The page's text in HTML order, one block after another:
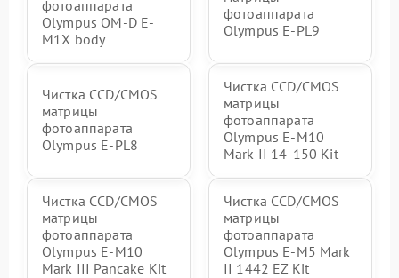
фотоаппарата
Olympus OM-D E-
M1X body
фотоаппарата
Olympus E‑PL9
Чистка CCD/CMOS
матрицы
фотоаппарата
Olympus E-PL8
Чистка CCD/CMOS
матрицы
фотоаппарата
Olympus E‑M10
Mark II 14-150 Kit
Чистка CCD/CMOS
матрицы
фотоаппарата
Olympus E-M10
Mark III Pancake Kit
Чистка CCD/CMOS
матрицы
фотоаппарата
Olympus E‑M5 Mark
II 1442 EZ Kit